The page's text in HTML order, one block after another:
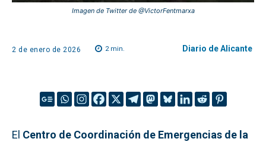
Imagen de Twitter de @VictorFentmarxa
2 de enero de 2026 2min. Diario de Alicante
El Centro de Coordinación de Emergencias de la